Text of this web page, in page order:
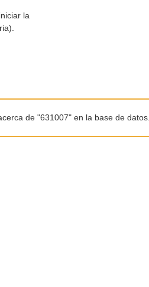
la
de "631007" en la base de